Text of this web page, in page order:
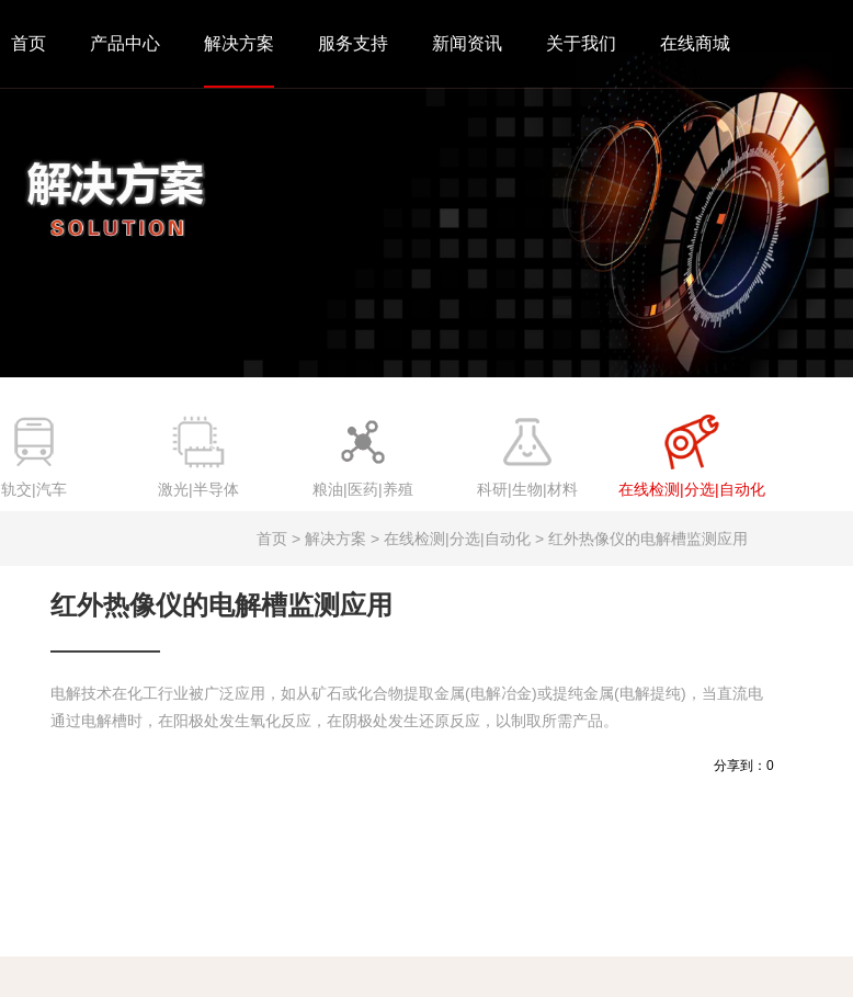
首页 产品中心 解决方案 服务支持 新闻资讯 关于我们 在线商城
轨交|汽车 激光|半导体 粮油|医药|养殖 科研|生物|材料 在线检测|分选|自动化
首页 > 解决方案 > 在线检测|分选|自动化 > 红外热像仪的电解槽监测应用
红外热像仪的电解槽监测应用
电解技术在化工行业被广泛应用，如从矿石或化合物提取金属(电解冶金)或提纯金属(电解提纯)，当直流电
通过电解槽时，在阳极处发生氧化反应，在阴极处发生还原反应，以制取所需产品。
分享到： 0